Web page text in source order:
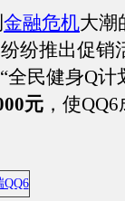
金融危机大潮
纷推出促销
全民健身Q计
元 ，使